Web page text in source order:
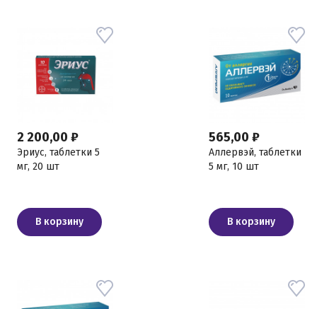
2 200,00 ₽
Эриус, таблетки 5
мг, 20 шт
В корзину
565,00 ₽
Аллервэй, таблетки
5 мг, 10 шт
В корзину